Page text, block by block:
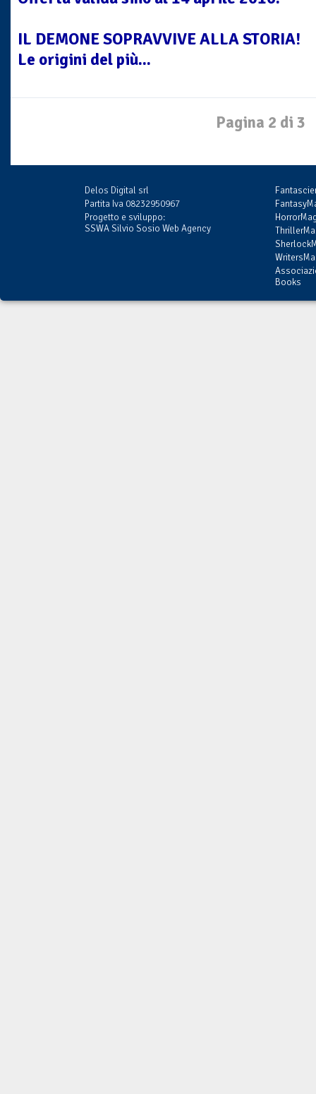
IL DEMONE SOPRAVVIVE ALLA STORIA!
Le origini del più...
Pagina 2 di 3
Delos Digital srl
Partita Iva 08232950967
Progetto e sviluppo:
SSWA Silvio Sosio Web Agency
Books